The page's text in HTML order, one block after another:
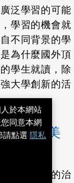
泛學習的可能
學習的機會就
不同背景的學
為什麼國外頂
學生就讀，除
大學創新的活
搖籃、美
技
全人教育的治
於本網站
同意本網
請點選 隱私